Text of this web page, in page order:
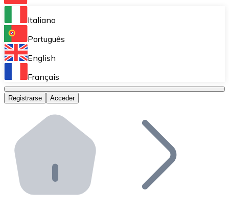
Bitnovo Ramp
Integra nuestra solución en tu plataforma.
Bitnovo Giftcards
Bitnovo OTC
Bitnovo ATM
Integra un ATM Bitnovo en tu negocio y permite que
Bitnovo API
Integra nuestra API en tu ecosistema.
Italiano
Português
English
Français
Registrarse Acceder